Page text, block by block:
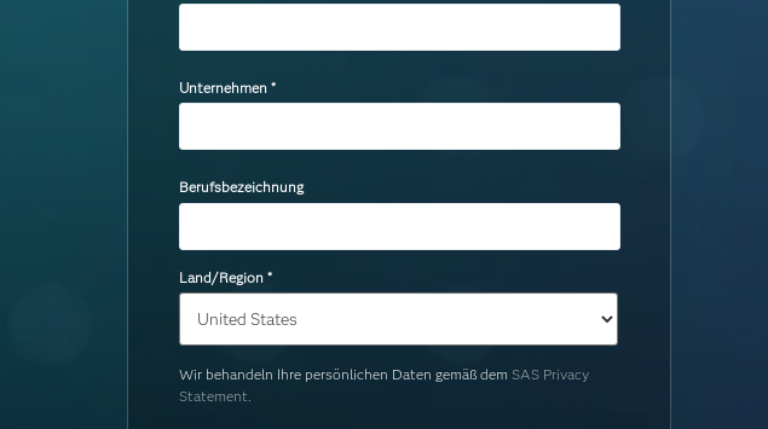
Unternehmen *
Berufsbezeichnung
Land/Region *
Wir behandeln Ihre persönlichen Daten gemäß demSAS Privacy
Statement.